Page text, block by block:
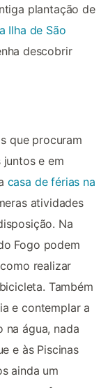
plantação de
Ilha de São
descobrir
que procuram
e em
casa de férias na
atividades
Na
Fogo podem
realizar
Também
e contemplar a
na água, nada
e às Piscinas
ainda um